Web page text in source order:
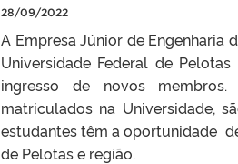
28/09/2022
A Empresa Júnior de Engenharia
Universidade Federal de
ingresso de novos membros.
matriculados na Universidade,
estudantes têm a oportunidade
de Pelotas e região.